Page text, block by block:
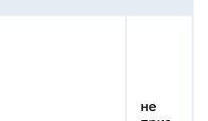
не